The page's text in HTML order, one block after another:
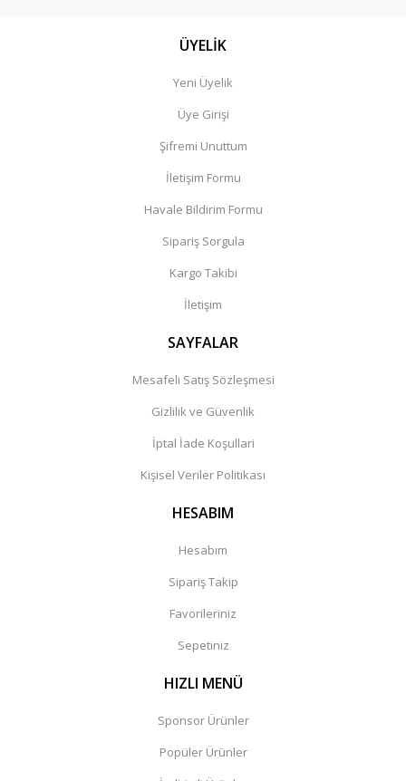
ÜYELİK
Yeni Üyelik
Üye Girişi
Şifremi Unuttum
İletişim Formu
Havale Bildirim Formu
Sipariş Sorgula
Kargo Takibi
İletişim
SAYFALAR
Mesafeli Satış Sözleşmesi
Gizlilik ve Güvenlik
İptal İade Koşullari
Kişisel Veriler Politikası
HESABIM
Hesabım
Sipariş Takip
Favorileriniz
Sepetiniz
HIZLI MENÜ
Sponsor Ürünler
Popüler Ürünler